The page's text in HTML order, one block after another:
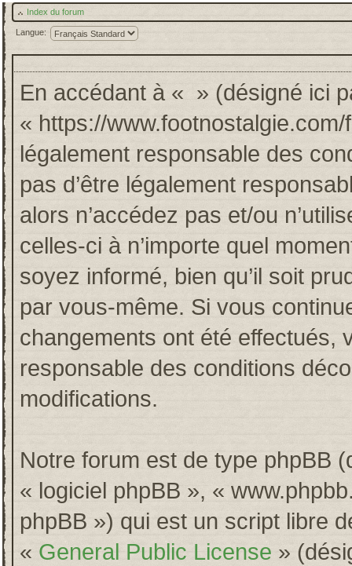
Index du forum
Langue:
En accédant à « » (désigné ici
« https://
légalement responsable des
pas d’être légalement
alors n’accédez pas et/ou
celles-ci à n’importe quel
soyez informé, bien qu’il soit
par vous-même. Si vous
changements ont été effectués,
responsable des conditions
modifications.
Notre forum est de type phpBB
« logiciel phpBB », «
phpBB ») qui est un script libre
« General Public License »